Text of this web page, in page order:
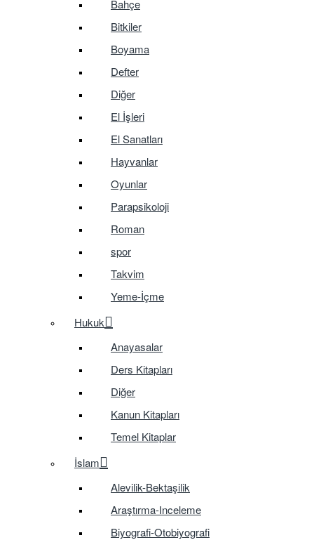
Bahçe
Bitkiler
Boyama
Defter
Diğer
El İşleri
El Sanatları
Hayvanlar
Oyunlar
Parapsikoloji
Roman
spor
Takvim
Yeme-İçme
Hukuk
Anayasalar
Ders Kitapları
Diğer
Kanun Kitapları
Temel Kitaplar
İslam
Alevilik-Bektaşilik
Araştırma-Inceleme
Biyografi-Otobiyografi